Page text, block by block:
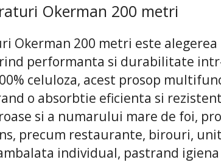
Okerman 200 metri
Okerman 200 metri este
performanta si durabilitate
celuloza, acest prosop
o absorbtie eficienta si
si a numarului mare de foi,
precum restaurante, birouri,
individual, pastrand